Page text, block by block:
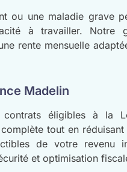
ou une maladie grave
à travailler. Notre
rente mensuelle
Madelin
éligibles à la
tout en
de votre revenu
et optimisation